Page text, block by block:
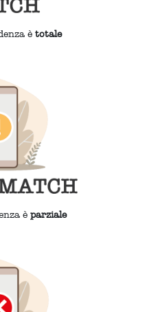
è totale
è parziale